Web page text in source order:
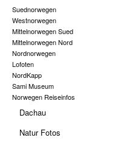
Suednorwegen
Westnorwegen
Mittelnorwegen Sued
Mittelnorwegen Nord
Nordnorwegen
Lofoten
NordKapp
Sami Museum
Norwegen Reiseinfos
Dachau
Natur Fotos